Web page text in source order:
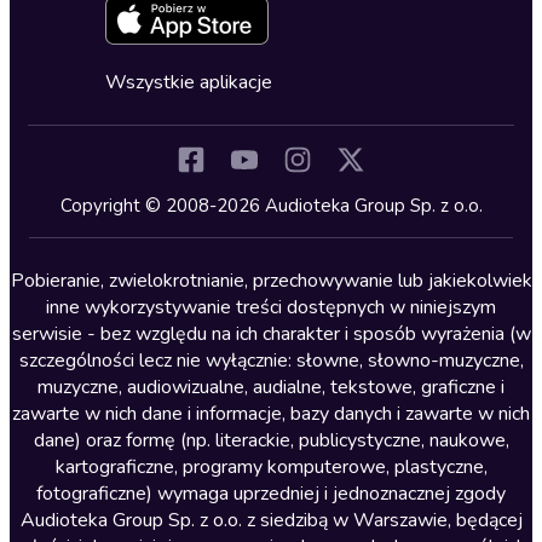
Kryminały
Lektury szkolne
Literatura anglojęzyczna
Literatura faktu
Literatura obyczajowa
Literatura piękna obca
Literatura piękna polska
Nagrania relaksacyjne
Nauka języków
Zapowiedzi
Cykle audiobooków
Wszystkie aplikacje
Copyright © 2008-2026 Audioteka Group Sp. z o.o.
Pobieranie, zwielokrotnianie, przechowywanie lub jakiekolwiek
inne wykorzystywanie treści dostępnych w niniejszym
serwisie - bez względu na ich charakter i sposób wyrażenia (w
szczególności lecz nie wyłącznie: słowne, słowno-muzyczne,
muzyczne, audiowizualne, audialne, tekstowe, graficzne i
zawarte w nich dane i informacje, bazy danych i zawarte w nich
dane) oraz formę (np. literackie, publicystyczne, naukowe,
kartograficzne, programy komputerowe, plastyczne,
fotograficzne) wymaga uprzedniej i jednoznacznej zgody
Audioteka Group Sp. z o.o. z siedzibą w Warszawie, będącej